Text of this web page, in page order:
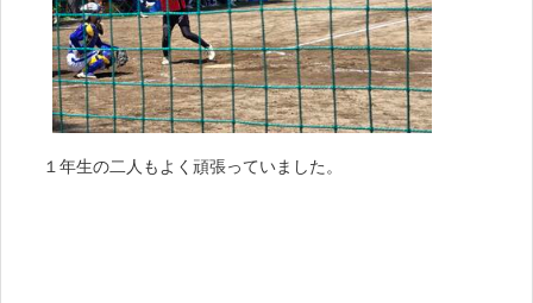
１年生の二人もよく頑張っていました。